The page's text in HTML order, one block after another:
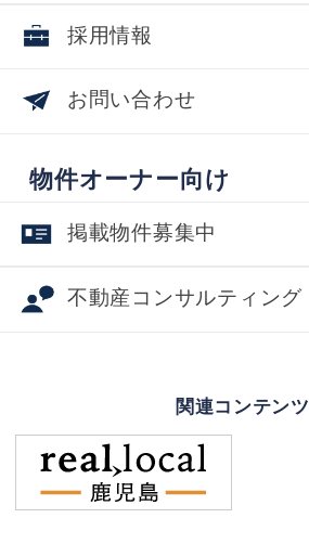
採用情報
お問い合わせ
物件オーナー向け
掲載物件募集中
不動産コンサルティング
関連コンテンツ